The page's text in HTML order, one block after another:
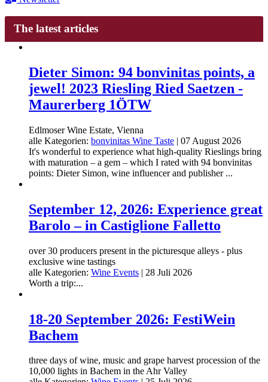
The latest articles
Dieter Simon: 94 bonvinitas points, a
jewel! 2023 Riesling Ried Saetzen -
Maurerberg 1ÖTW
Edlmoser Wine Estate, Vienna
alle Kategorien: bonvinitas Wine Taste | 07 August 2026
It's wonderful to experience what high-quality Rieslings bring
with maturation – a gem – which I rated with 94 bonvinitas
points: Dieter Simon, wine influencer and publisher ...
September 12, 2026: Experience great
Barolo – in Castiglione Falletto
over 30 producers present in the picturesque alleys - plus
exclusive wine tastings
alle Kategorien: Wine Events | 28 Juli 2026
Worth a trip:...
18-20 September 2026: FestiWein
Bachem
three days of wine, music and grape harvest procession of the
10,000 lights in Bachem in the Ahr Valley